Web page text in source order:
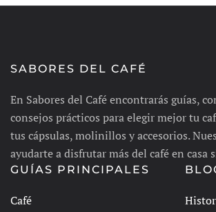
SABORES DEL CAFÉ
En Sabores del Café encontrarás guías,
consejos prácticos para elegir mejor tu
tus cápsulas, molinillos y accesorios.
ayudarte a disfrutar más del café en casa
GUÍAS PRINCIPALES
Café